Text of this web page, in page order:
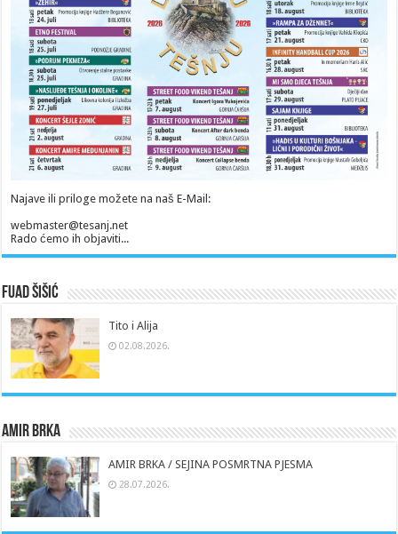
Najave ili priloge možete na naš E-Mail:
webmaster@tesanj.net
Rado ćemo ih objaviti...
Fuad Šišić
Tito i Alija
02.08.2026.
Amir Brka
AMIR BRKA / SEJINA POSMRTNA PJESMA
28.07.2026.